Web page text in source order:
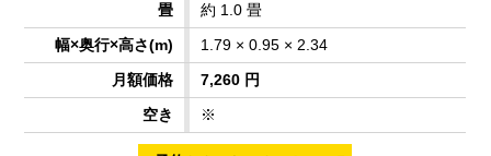
約 1.0 畳
1.79 × 0.95 × 2.34
7,260 円
※